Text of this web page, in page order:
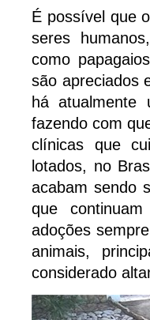
É possível que
seres
como
são apreciados
há atualmente
fazendo com
clínicas que
lotados, no
acabam sendo
que
adoções
animais,
considerado